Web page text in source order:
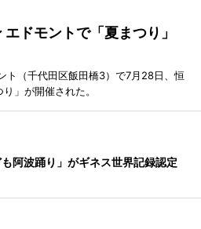
エドモントで「夏まつり」
ト（千代田区飯田橋3）で7月28日、恒
」が開催された。
阿波踊り」がギネス世界記録認定